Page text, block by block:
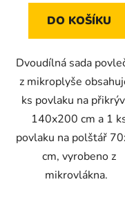
DO KOŠÍKU
Dvoudílná sada
z mikroplyše
ks povlaku na
140x200 cm a 1
povlaku na polštář
cm, vyrobeno z
mikrovlákna.